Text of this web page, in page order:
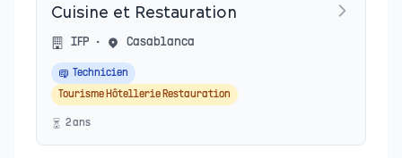
Cuisine et Restauration
IFP • Casablanca
Technicien
Tourisme Hôtellerie Restauration
2ans